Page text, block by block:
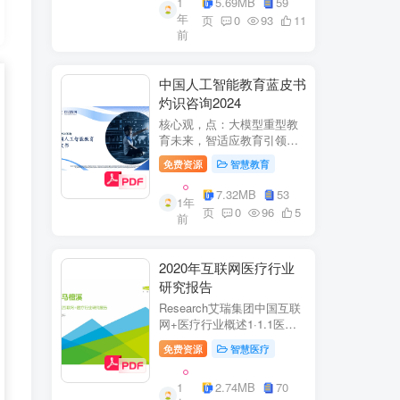
参编綦兵、谷金辉、温庆
福、王丹、岳...
年
前
页
0 93 11
中国人工智能教育蓝皮书
灼识咨询2024
核心观，点：大模型重型教
育未来，智适应教育引领
A+教有新纪元灼识咨询
China inshts Consultancy帆
观：深剂：洞来：失减：全
球故有革新浪湘2学习机妆占
硬件查头智道，应学习机市
免费资源 智慧教育
1年
前
7.32MB
53
页
0 96 5
2020年互联网医疗行业
研究报告
Research艾瑞集团中国互联
网+医疗行业概述1·1.1医疗
行业困境中国互联网+医疗行
业现状2中国互联网+医疗用
户行为洞察3中国互联网+医
疗热门赛道分析4中国互联网
免费资源 智慧医疗
1
2.74MB
70